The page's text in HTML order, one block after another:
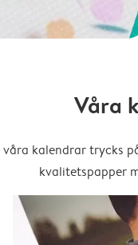
Våra
kalendrar trycks
kvalitetspapper